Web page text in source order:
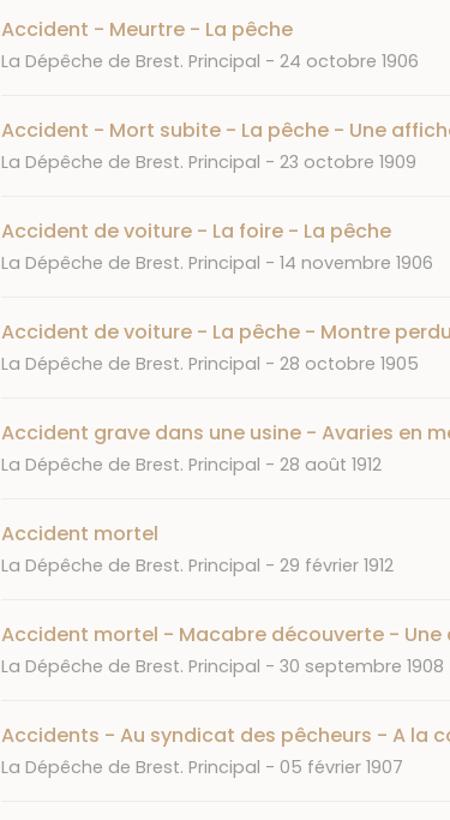
Accident - Meurtre - La pêche
Journal
La Dépêche de Brest. Principal Date
24 octobre 1906
Accident - Mort subite - La pêche - Une
Journal
La Dépêche de Brest. Principal Date
23 octobre 1909
Accident de voiture - La foire - La pêche
Journal
La Dépêche de Brest. Principal Date
14 novembre 1906
Accident de voiture - La pêche - Montre
Journal
La Dépêche de Brest. Principal Date
28 octobre 1905
Accident grave dans une usine - Avaries en
Journal
La Dépêche de Brest. Principal Date
28 août 1912
Accident mortel
Journal
La Dépêche de Brest. Principal Date
29 février 1912
Accident mortel - Macabre découverte - Une
Journal
La Dépêche de Brest. Principal Date
30 septembre 1908
Accidents - Au syndicat des pêcheurs - A la
Journal
La Dépêche de Brest. Principal Date
05 février 1907